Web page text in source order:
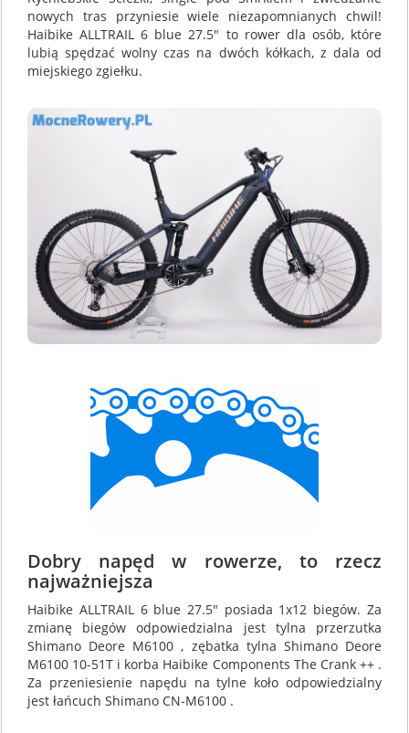
nowych tras przyniesie wiele niezapomnianych chwil!
Haibike ALLTRAIL 6 blue 27.5" to rower dla osób, które
lubią spędzać wolny czas na dwóch kółkach, z dala od
miejskiego zgiełku.
Dobry napęd w rowerze, to rzecz
najważniejsza
Haibike ALLTRAIL 6 blue 27.5" posiada 1x12 biegów. Za
zmianę biegów odpowiedzialna jest tylna przerzutka
Shimano Deore M6100 , zębatka tylna Shimano Deore
M6100 10-51T i korba Haibike Components The Crank ++ .
Za przeniesienie napędu na tylne koło odpowiedzialny
jest łańcuch Shimano CN-M6100 .